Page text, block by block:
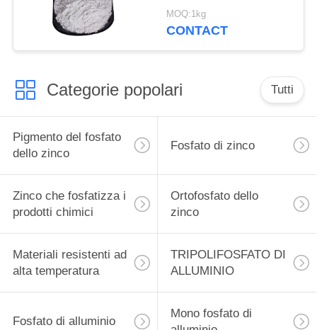
della pittura per la nave
e le strutture d'acciaio
MOQ:1kg
CONTACT
Categorie popolari Tutti
Pigmento del fosfato
dello zinco
Fosfato di zinco
Zinco che fosfatizza i
prodotti chimici
Ortofosfato dello
zinco
Materiali resistenti ad
alta temperatura
TRIPOLIFOSFATO DI
ALLUMINIO
Fosfato di alluminio
Mono fosfato di